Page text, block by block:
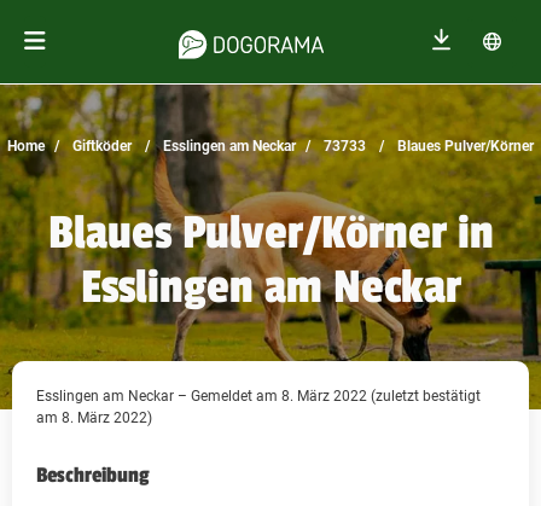
Home Giftköder Esslingen am Neckar 73733 Blaues Pulver/Körner
Blaues Pulver/Körner in
Esslingen am Neckar
Esslingen am Neckar – Gemeldet am 8. März 2022 (zuletzt bestätigt
am 8. März 2022)
Beschreibung